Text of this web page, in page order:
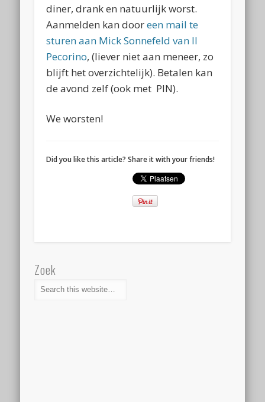
diner, drank en natuurlijk worst.
Aanmelden kan dooreen mail te
sturen aan Mick Sonnefeld van Il
Pecorino, (liever niet aan meneer, zo
blijft het overzichtelijk). Betalen kan
de avond zelf (ook met PIN).
We worsten!
Did you like this article? Share it with your friends!
Zoek